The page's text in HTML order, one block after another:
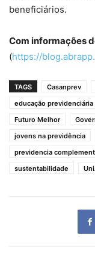
beneficiários.
Com informações
(https://
TAGS Casanprev
educação previdenciária
Futuro Melhor
jovens na previdência
previdencia
sustentabilidade